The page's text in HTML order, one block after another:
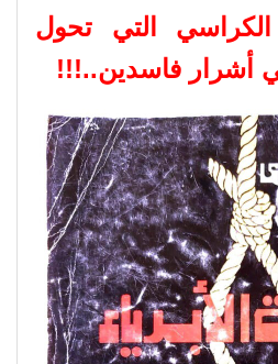
التي تحول
أشرار فاسدين..!!!